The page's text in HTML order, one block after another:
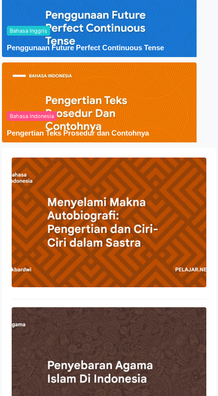
Bahasa Inggris
Penggunaan Future Perfect Continuous Tense
Bahasa Indonesia
Pengertian Teks Prosedur dan Contohnya
Menyelami Makna Autobiografi:
Pengertian dan Ciri-Ciri dalam Sastra
23 Oktober 2023
Penyebaran Agama Islam Di
Indonesia
22 Oktober 2023